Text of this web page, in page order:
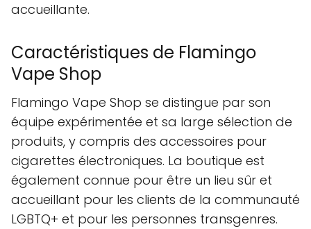
accueillante.
Caractéristiques de Flamingo
Vape Shop
Flamingo Vape Shop se distingue par son
équipe expérimentée et sa large sélection de
produits, y compris des accessoires pour
cigarettes électroniques. La boutique est
également connue pour être un lieu sûr et
accueillant pour les clients de la communauté
LGBTQ+ et pour les personnes transgenres.